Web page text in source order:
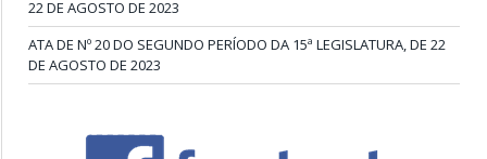
22 DE AGOSTO DE 2023
ATA DE Nº 20 DO SEGUNDO PERÍODO DA 15ª LEGISLATURA, DE 22
DE AGOSTO DE 2023